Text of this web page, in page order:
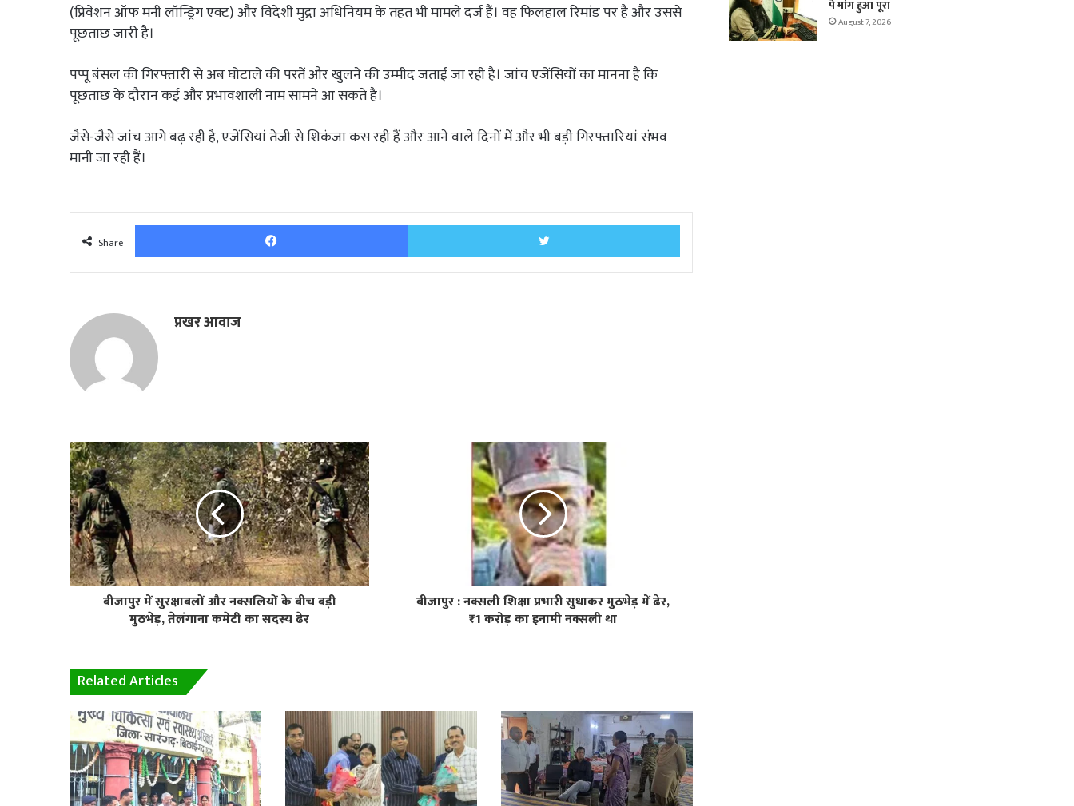
(प्रिवेंशन ऑफ मनी लॉन्ड्रिंग एक्ट) और विदेशी मुद्रा अधिनियम के तहत भी मामले दर्ज हैं। वह फिलहाल रिमांड पर है और उससे
पूछताछ जारी है।
पप्पू बंसल की गिरफ्तारी से अब घोटाले की परतें और खुलने की उम्मीद जताई जा रही है। जांच एजेंसियों का मानना है कि
पूछताछ के दौरान कई और प्रभावशाली नाम सामने आ सकते हैं।
जैसे-जैसे जांच आगे बढ़ रही है, एजेंसियां तेजी से शिकंजा कस रही हैं और आने वाले दिनों में और भी बड़ी गिरफ्तारियां संभव
मानी जा रही हैं।
Share
Facebook Twitter
प्रखर आवाज
बीजापुर में सुरक्षाबलों और नक्सलियों के बीच बड़ी
मुठभेड़, तेलंगाना कमेटी का सदस्य ढेर
बीजापुर : नक्सली शिक्षा प्रभारी सुधाकर मुठभेड़ में ढेर,
₹1 करोड़ का इनामी नक्सली था
Related Articles
पे मांग हुआ पूरा
August 7, 2026